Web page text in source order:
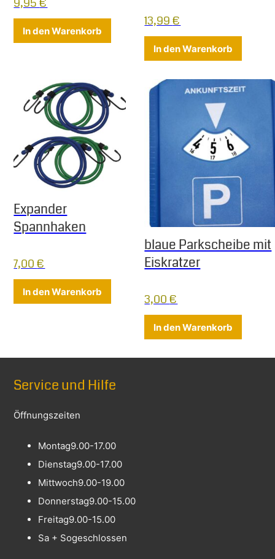
9,95€
In den Warenkorb
13,99€
In den Warenkorb
Expander
Spannhaken
7,00€
In den Warenkorb
blaue Parkscheibe mit
Eiskratzer
3,00€
In den Warenkorb
Service und Hilfe
Öffnungszeiten
Montag9.00-17.00
Dienstag9.00-17.00
Mittwoch9.00-19.00
Donnerstag9.00-15.00
Freitag9.00-15.00
Sa + Sogeschlossen